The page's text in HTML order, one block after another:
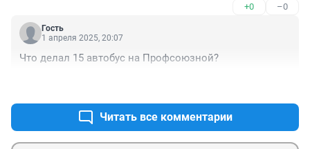
+0 –0
Гость
1 апреля 2025, 20:07
Что делал 15 автобус на Профсоюзной?
Читать все комментарии